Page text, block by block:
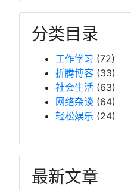
分类目录
工作学习 (72)
折腾博客 (33)
社会生活 (63)
网络杂谈 (64)
轻松娱乐 (24)
最新文章